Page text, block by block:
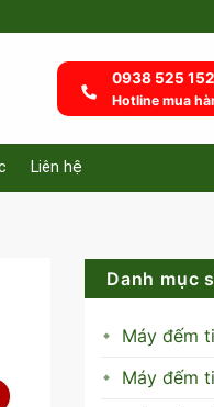
0938 525 152
Hotline mua
Liên hệ
Danh mục
Máy đếm
Máy đếm